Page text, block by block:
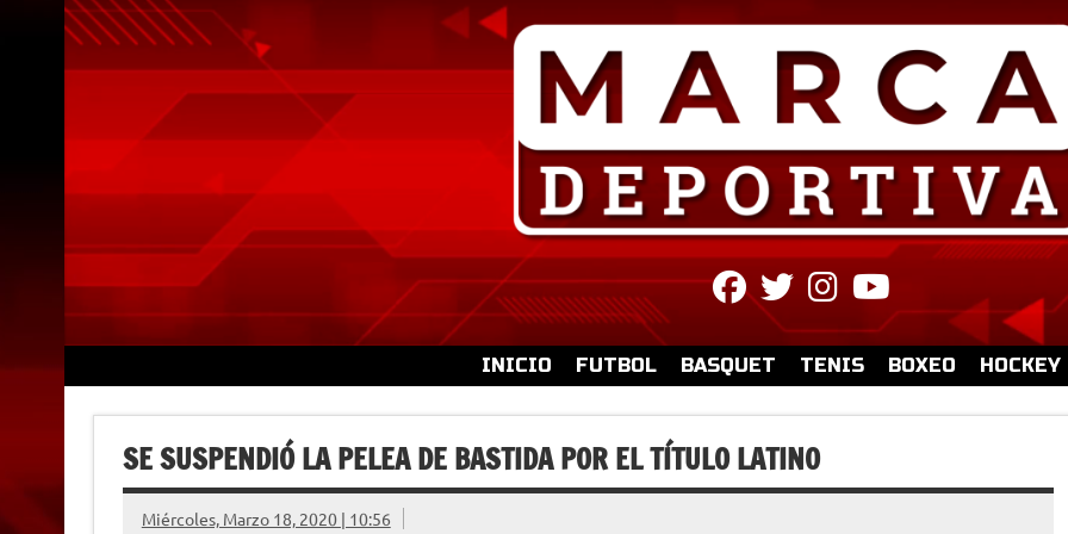
fab
fa-
facebook
fab
fa-
twitter
fab
fa-
instagram
fa-
youtube
INICIO FUTBOL BASQUET TENIS BOXEO HOCKEY
SE SUSPENDIÓ LA PELEA DE BASTIDA POR EL TÍTULO LATINO
Miércoles, Marzo 18, 2020 | 10:56